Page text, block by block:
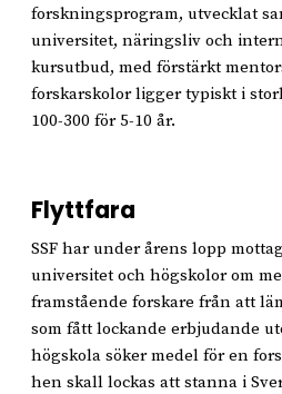
forskningsprogram, utvecklat
universitet, näringsliv och
kursutbud, med förstärkt
forskarskolor ligger typiskt i
100-300 för 5-10 år.
Flyttfara
SSF har under årens lopp
universitet och högskolor om
framstående forskare från att
som fått lockande erbjudande
högskola söker medel för en
hen skall lockas att stanna i